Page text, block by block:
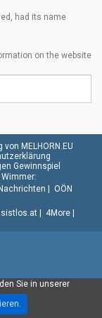
had its name
on the website
Sie in unserer
MELHORN.EU
Gewinnspiel
OÖN
| 4More|